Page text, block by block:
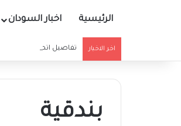
الرئيسية اخبار السودان
اخر الاخبار تفاصيل اتصال المبعوث
بندقية